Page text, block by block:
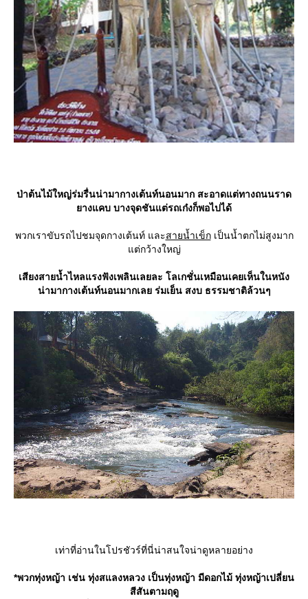
ป่าต้นไม้ใหญ่ร่มรื่นน่ามากางเต้นท์นอนมาก สะอาดแต่ทางถนนราด
างแคบ บางจุดชันแต่รถเก๋งก็พอไปได้
พวกเราขับรถไปชมจุดกางเต้นท์ และสายน้ำเข็กเป็นน้ำตกไม่สูงมาก
ต่กว้างใหญ่
เสียงสายน้ำไหลแรงฟังเพลินเลยละ โลเกชั่นเหมือนเคยเห็นในหนัง
น่ามากางเต้นท์นอนมากเลย ร่มเย็น สงบ ธรรมชาติล้วนๆ
เท่าที่อ่านในโปรชัวร์ที่นี่น่าสนใจน่าดูหลายอย่าง
*พวกทุ่งหญ้า เช่น ทุ่งสแลงหลวง เป็นทุ่งหญ้า มีดอกไม้ ทุ่งหญ้าเปลี่ยน
สีสันตามฤดู